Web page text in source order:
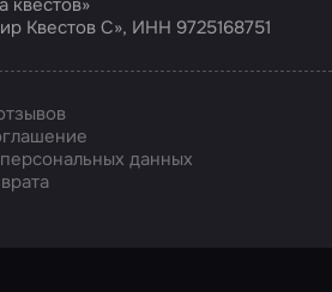
квестов»
Квестов С», ИНН 9725168751
данных